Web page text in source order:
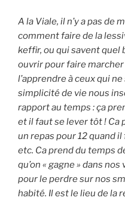
A la Viale, il n’y a pas de
comment faire de la
keffir, ou qui savent quel
ouvrir pour faire
l’apprendre à ceux qui
simplicité de vie nous
rapport au temps : ça
et il faut se lever tôt ! Ca
un repas pour 12 quand
etc. Ca prend du temps
qu’on « gagne » dans
pour le perdre sur nos
habité. Il est le lieu de la